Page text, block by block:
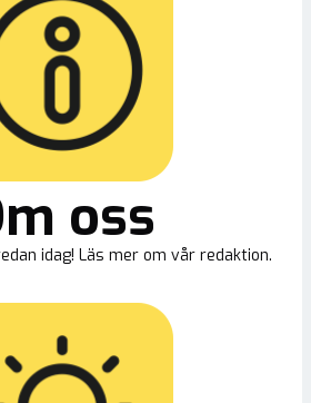
oss
idag! Läs mer om vår redaktion.